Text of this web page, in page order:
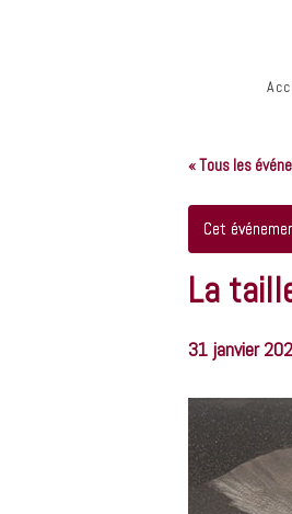
« Tous les
Cet
La
31 janvier